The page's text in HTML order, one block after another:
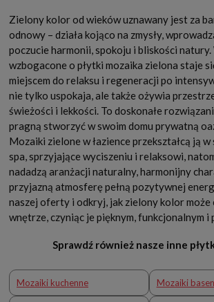
Zielony kolor od wieków uznawany jest za
odnowy – działa kojąco na zmysły,
poczucie harmonii, spokoju i bliskości
wzbogacone o płytki mozaika zielona staje
miejscem do relaksu i regeneracji po
nie tylko uspokaja, ale także ożywia
świeżości i lekkości. To doskonałe
pragną stworzyć w swoim domu prywatną
Mozaiki zielone w łazience przekształcą ją
spa, sprzyjające wyciszeniu i relaksowi,
nadadzą aranżacji naturalny, harmonijny
przyjazną atmosferę pełną pozytywnej
naszej oferty i odkryj, jak zielony kolor może
wnętrze, czyniąc je pięknym, funkcjonalnym i
Sprawdź również nasze inne
Mozaiki kuchenne Mozaiki